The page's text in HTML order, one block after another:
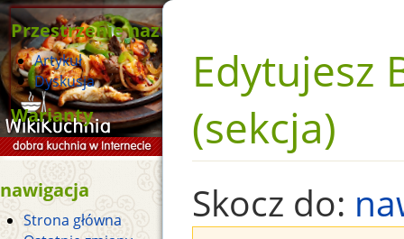
Edytujesz
(sekcja)
Skocz do:
Przestrzenie nazw
Artykuł
Dyskusja
Warianty
nawigacja
Strona główna